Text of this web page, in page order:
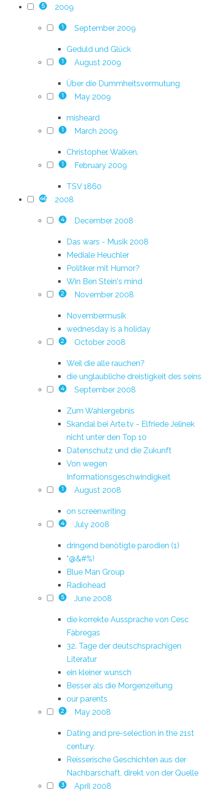
5 2009
1 September 2009
Geduld und Glück
1 August 2009
Über die Dummheitsvermutung
1 May 2009
misheard
1 March 2009
Christopher. Walken.
1 February 2009
TSV 1860
46 2008
4 December 2008
Das wars - Musik 2008
Mediale Heuchler
Politiker mit Humor?
Win Ben Stein's mind
2 November 2008
Novembermusik
wednesday is a holiday
2 October 2008
Weil die alle rauchen?
die unglaubliche dreistigkeit des seins
4 September 2008
Zum Wahlergebnis
Skandal bei Arte.tv - Elfriede Jelinek
nicht unter den Top 10
Datenschutz und die Zukunft
Von wegen
Informationsgeschwindigkeit
1 August 2008
on screenwriting
4 July 2008
dringend benötigte parodien (1)
*@&#%!
Blue Man Group
Radiohead
5 June 2008
die korrekte Aussprache von Cesc
Fàbregas
32. Tage der deutschsprachigen
Literatur
ein kleiner wunsch
Besser als die Morgenzeitung
our parents
2 May 2008
Dating and pre-selection in the 21st
century.
Reisserische Geschichten aus der
Nachbarschaft, direkt von der Quelle
3 April 2008